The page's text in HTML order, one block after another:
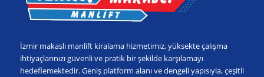
İzmir makaslı manlift kiralama hizmetimiz, yüksekte çalışma
ihtiyaçlarınızı güvenli ve pratik bir şekilde karşılamayı
hedeflemektedir. Geniş platform alanı ve dengeli yapısıyla, çeşitli